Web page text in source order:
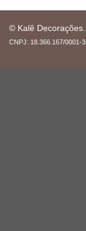
© Kalê
CNPJ: 18.366.167/0001-